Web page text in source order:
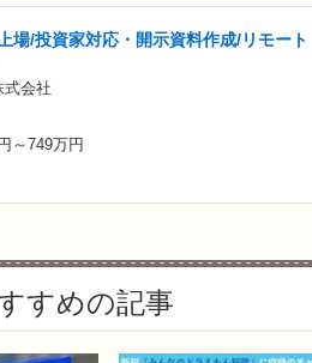
場/投資家対応・開示資料作成/リモート
式会社
～749万円
すめの記事